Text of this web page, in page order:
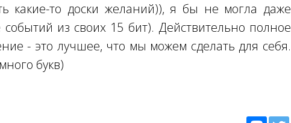
какие-то доски желаний)), я бы не могла даже
из своих 15 бит). Действительно полное
- это лучшее, что мы можем сделать для себя.
букв)